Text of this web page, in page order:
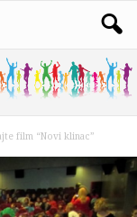
film “Novi klinac”